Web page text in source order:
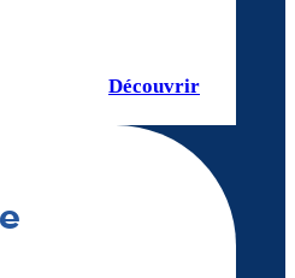
Découvrir